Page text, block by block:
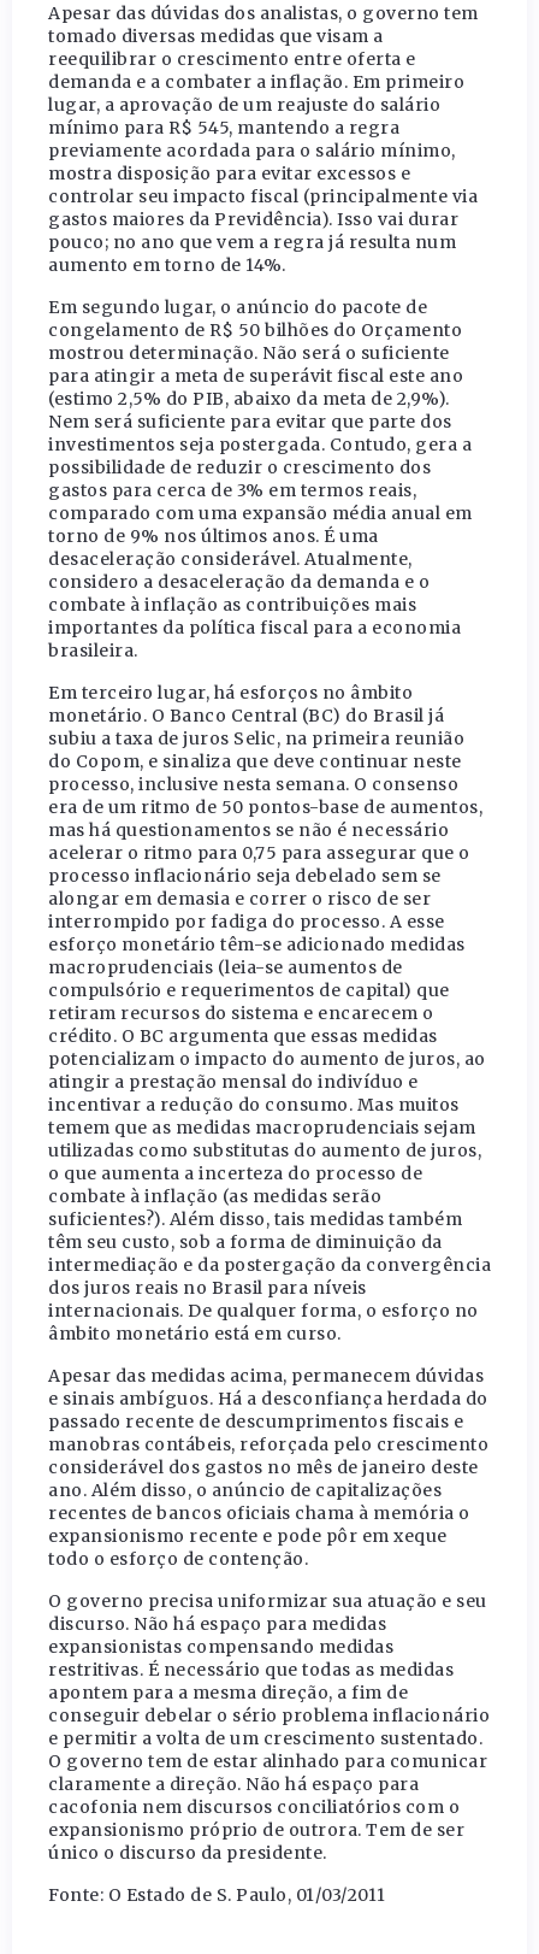
Apesar das dúvidas dos analistas, o governo tem
tomado diversas medidas que visam a
reequilibrar o crescimento entre oferta e
demanda e a combater a inflação. Em primeiro
lugar, a aprovação de um reajuste do salário
mínimo para R$ 545, mantendo a regra
previamente acordada para o salário mínimo,
mostra disposição para evitar excessos e
controlar seu impacto fiscal (principalmente via
gastos maiores da Previdência). Isso vai durar
pouco; no ano que vem a regra já resulta num
aumento em torno de 14%.
Em segundo lugar, o anúncio do pacote de
congelamento de R$ 50 bilhões do Orçamento
mostrou determinação. Não será o suficiente
para atingir a meta de superávit fiscal este ano
(estimo 2,5% do PIB, abaixo da meta de 2,9%).
Nem será suficiente para evitar que parte dos
investimentos seja postergada. Contudo, gera a
possibilidade de reduzir o crescimento dos
gastos para cerca de 3% em termos reais,
comparado com uma expansão média anual em
torno de 9% nos últimos anos. É uma
desaceleração considerável. Atualmente,
considero a desaceleração da demanda e o
combate à inflação as contribuições mais
importantes da política fiscal para a economia
brasileira.
Em terceiro lugar, há esforços no âmbito
monetário. O Banco Central (BC) do Brasil já
subiu a taxa de juros Selic, na primeira reunião
do Copom, e sinaliza que deve continuar neste
processo, inclusive nesta semana. O consenso
era de um ritmo de 50 pontos-base de aumentos,
mas há questionamentos se não é necessário
acelerar o ritmo para 0,75 para assegurar que o
processo inflacionário seja debelado sem se
alongar em demasia e correr o risco de ser
interrompido por fadiga do processo. A esse
esforço monetário têm-se adicionado medidas
macroprudenciais (leia-se aumentos de
compulsório e requerimentos de capital) que
retiram recursos do sistema e encarecem o
crédito. O BC argumenta que essas medidas
potencializam o impacto do aumento de juros, ao
atingir a prestação mensal do indivíduo e
incentivar a redução do consumo. Mas muitos
temem que as medidas macroprudenciais sejam
utilizadas como substitutas do aumento de juros,
o que aumenta a incerteza do processo de
combate à inflação (as medidas serão
suficientes?). Além disso, tais medidas também
têm seu custo, sob a forma de diminuição da
intermediação e da postergação da convergência
dos juros reais no Brasil para níveis
internacionais. De qualquer forma, o esforço no
âmbito monetário está em curso.
Apesar das medidas acima, permanecem dúvidas
e sinais ambíguos. Há a desconfiança herdada do
passado recente de descumprimentos fiscais e
manobras contábeis, reforçada pelo crescimento
considerável dos gastos no mês de janeiro deste
ano. Além disso, o anúncio de capitalizações
recentes de bancos oficiais chama à memória o
expansionismo recente e pode pôr em xeque
todo o esforço de contenção.
O governo precisa uniformizar sua atuação e seu
discurso. Não há espaço para medidas
expansionistas compensando medidas
restritivas. É necessário que todas as medidas
apontem para a mesma direção, a fim de
conseguir debelar o sério problema inflacionário
e permitir a volta de um crescimento sustentado.
O governo tem de estar alinhado para comunicar
claramente a direção. Não há espaço para
cacofonia nem discursos conciliatórios com o
expansionismo próprio de outrora. Tem de ser
único o discurso da presidente.
Fonte: O Estado de S. Paulo, 01/03/2011